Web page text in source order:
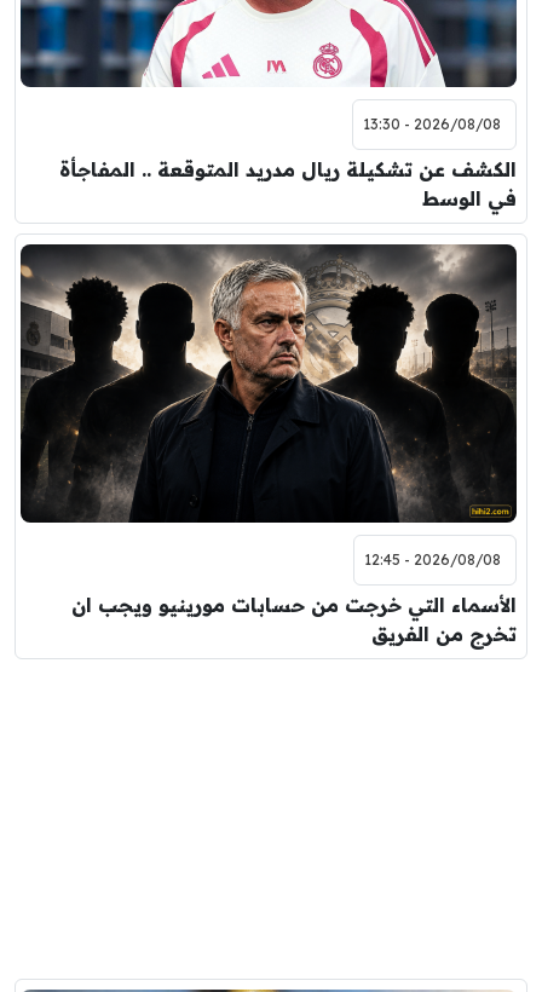
2026/08/08 - 13:30
الكشف عن تشكيلة ريال مدريد المتوقعة .. المفاجأة
في الوسط
2026/08/08 - 12:45
الأسماء التي خرجت من حسابات مورينيو ويجب ان
تخرج من الفريق